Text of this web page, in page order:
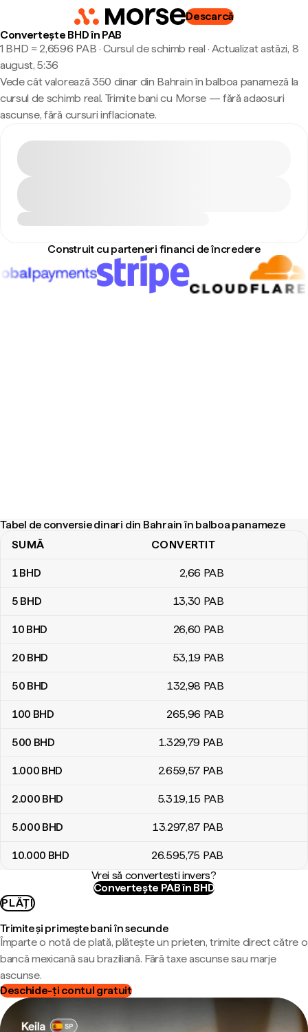
Descarcă
Convertește BHD în PAB
1 BHD ≈ 2,6596 PAB · Cursul de schimb real · Actualizat astăzi, 8
august, 5:36
Vede cât valorează 350 dinar din Bahrain în balboa panameză la
cursul de schimb real. Trimite bani cu Morse — fără adaosuri
ascunse, fără cursuri inflacionate.
Construit cu parteneri financi de încredere
Tabel de conversie dinari din Bahrain în balboa panameze
Tabel de conversie dinari din Bahrain în balboa panameze
SUMĂ CONVERTIT
1BHD 2,66 PAB
5 BHD 13,30 PAB
10 BHD 26,60 PAB
20 BHD 53,19 PAB
50 BHD 132,98 PAB
100 BHD 265,96 PAB
500 BHD 1.329,79 PAB
1.000 BHD 2.659,57 PAB
2.000 BHD 5.319,15 PAB
5.000 BHD 13.297,87 PAB
10.000 BHD 26.595,75 PAB
Vrei să convertești invers?
Convertește PAB în BHD
PLĂȚI
Trimite și primește bani în secunde
Împarte o notă de plată, plătește un prieten, trimite direct către o
bancă mexicană sau braziliană. Fără taxe ascunse sau marje
ascunse.
Deschide-ți contul gratuit